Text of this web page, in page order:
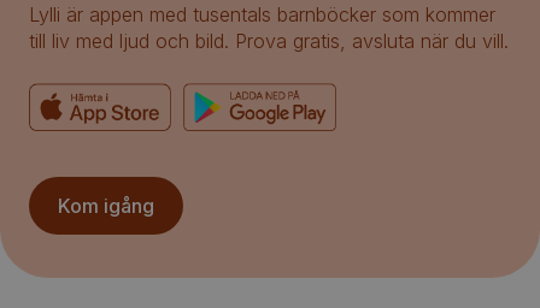
Lylli är appen med tusentals barnböcker som kommer
till liv med ljud och bild. Prova gratis, avsluta när du vill.
Kom igång